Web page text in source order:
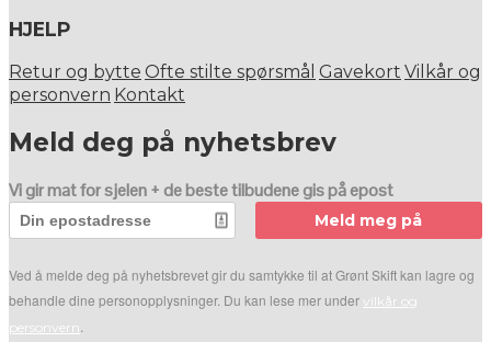
HJELP
Retur og bytte Ofte stilte spørsmål Gavekort Vilkår og
personvern Kontakt
Meld deg på nyhetsbrev
Vi gir mat for sjelen + de beste tilbudene gis på epost
Meld meg på
Ved å melde deg på nyhetsbrevet gir du samtykke til at Grønt Skift kan lagre og
behandle dine personopplysninger. Du kan lese mer under vilkår og
personvern